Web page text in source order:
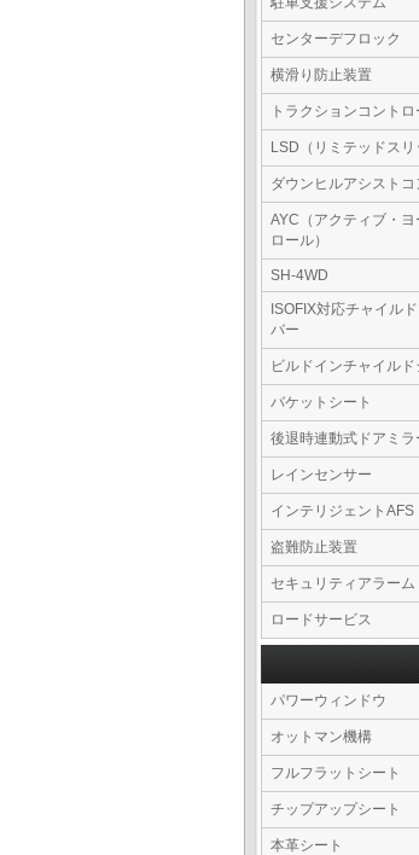
センターデフロック
横滑り防止装置
トラクションコント
LSD（リミテッドスリ
ダウンヒルアシスト
AYC（アクティブ・ヨ
ロール）
SH-4WD
ISOFIX対応チャイル
バー
ビルドインチャイルド
バケットシート
後退時連動式ドアミラ
レインセンサー
インテリジェントAFS
盗難防止装置
セキュリティアラーム
ロードサービス
パワーウィンドウ
オットマン機構
フルフラットシート
チップアップシート
本革シート